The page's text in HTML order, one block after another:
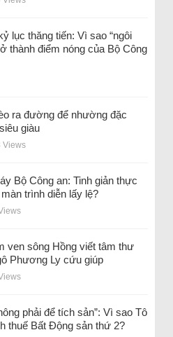
lục thăng tiến: Vì sao “ngôi
thành điểm nóng của Bộ Công
ra đường để nhường đặc
giàu
Views
Bộ Công an: Tinh giản thực
trình diễn lấy lệ?
ven sông Hồng viết tâm thư
Phương Ly cứu giúp
phải để tích sản”: Vì sao Tô
thuế Bất Động sản thứ 2?